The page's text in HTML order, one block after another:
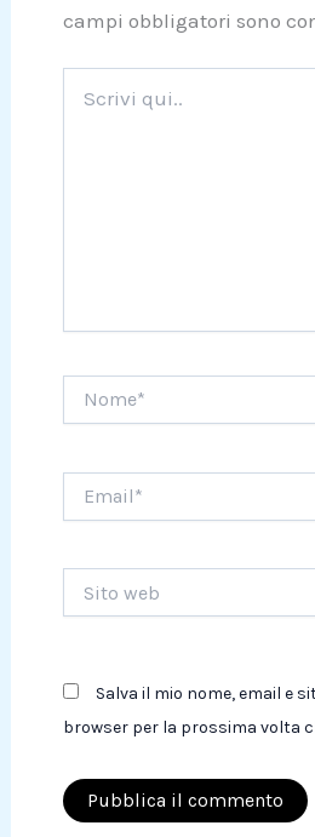
campi obbligatori sono
qui..
web
Salva il mio nome, email e
browser per la prossima volta